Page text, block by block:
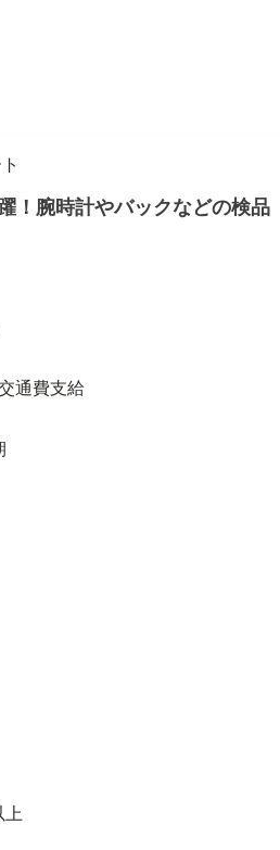
！腕時計やバックなどの検品
通費支給
上